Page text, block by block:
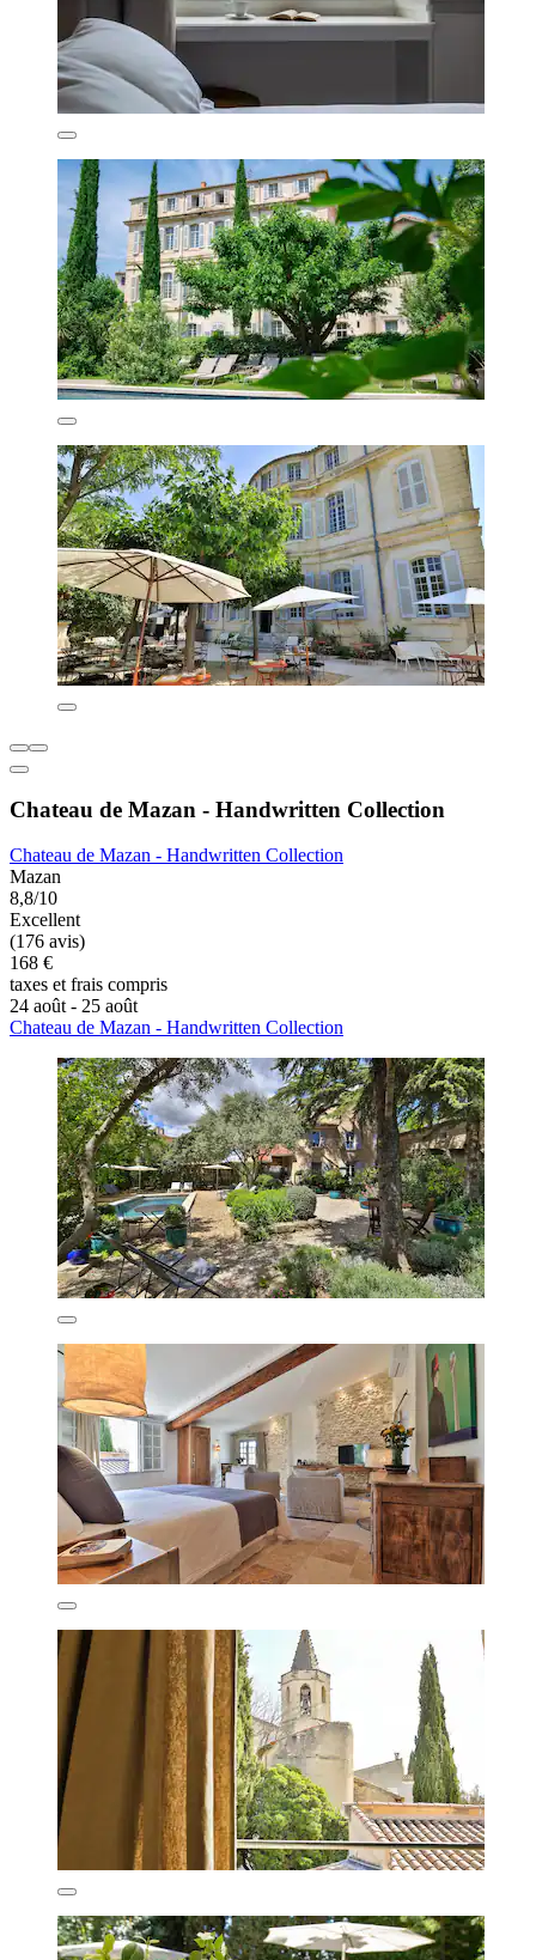
Chateau de Mazan - Handwritten Collection
Chateau de Mazan - Handwritten Collection
Mazan
8,8/10
Excellent
(176 avis)
168 €
taxes et frais compris
24 août - 25 août
Chateau de Mazan - Handwritten Collection